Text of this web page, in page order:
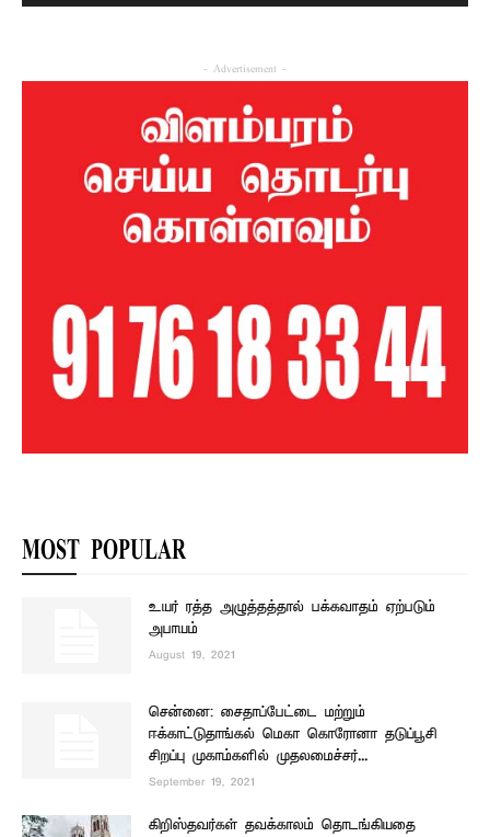
- Advertisement -
MOST POPULAR
உயர் ரத்த அழுத்தத்தால் பக்கவாதம் ஏற்படும்
அபாயம்
August 19, 2021
சென்னை: சைதாப்பேட்டை மற்றும்
ஈக்காட்டுதாங்கல் மெகா கொரோனா தடுப்பூசி
சிறப்பு முகாம்களில் முதலமைச்சர்...
September 19, 2021
கிறிஸ்தவர்கள் தவக்காலம் தொடங்கியதை